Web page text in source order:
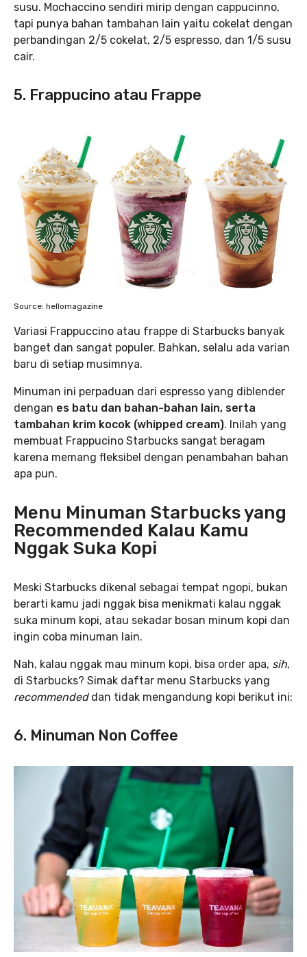
susu. Mochaccino sendiri mirip dengan cappucinno,
tapi punya bahan tambahan lain yaitu cokelat dengan
perbandingan 2/5 cokelat, 2/5 espresso, dan 1/5 susu
cair.
5. Frappucino atau Frappe
Source: hellomagazine
Variasi Frappuccino atau frappe di Starbucks banyak
banget dan sangat populer. Bahkan, selalu ada varian
baru di setiap musimnya.
Minuman ini perpaduan dari espresso yang diblender
dengan es batu dan bahan-bahan lain, serta
tambahan krim kocok (whipped cream). Inilah yang
membuat Frappucino Starbucks sangat beragam
karena memang fleksibel dengan penambahan bahan
apa pun.
Menu Minuman Starbucks yang
Recommended Kalau Kamu
Nggak Suka Kopi
Meski Starbucks dikenal sebagai tempat ngopi, bukan
berarti kamu jadi nggak bisa menikmati kalau nggak
suka minum kopi, atau sekadar bosan minum kopi dan
ingin coba minuman lain.
Nah, kalau nggak mau minum kopi, bisa order apa, sih,
di Starbucks? Simak daftar menu Starbucks yang
recommendeddan tidak mengandung kopi berikut ini:
6. Minuman Non Coffee